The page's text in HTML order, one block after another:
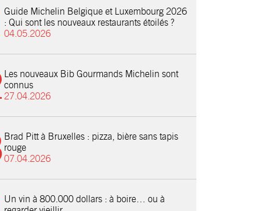
Guide Michelin Belgique et Luxembourg 2026
: Qui sont les nouveaux restaurants étoilés ?
04.05.2026
Les nouveaux Bib Gourmands Michelin sont
connus
27.04.2026
Brad Pitt à Bruxelles : pizza, bière sans tapis
rouge
07.04.2026
Un vin à 800.000 dollars : à boire… ou à